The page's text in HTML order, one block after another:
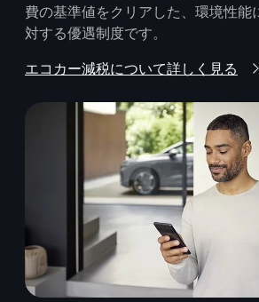
費の基準値をクリアした、環境性能
対する優遇制度です。
エコカー減税について詳しく見る